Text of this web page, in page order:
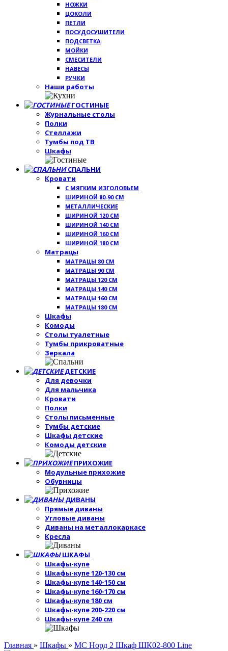
НОЖКИ
ЦОКОЛИ
ПЕТЛИ
ПОСУДОСУШИТЕЛИ
ПОДСВЕТКА
МОЙКИ
СМЕСИТЕЛИ
НАВЕСЫ
РУЧКИ
Наши работы
ГОСТИНЫЕ
Журнальные столы
Полки
Стеллажи
Тумбы под ТВ
Шкафы
СПАЛЬНИ
Кровати
С МЯГКИМ ИЗГОЛОВЬЕМ
ШИРИНОЙ 80-90 СМ
МЕТАЛЛИЧЕСКИЕ
ШИРИНОЙ 120 СМ
ШИРИНОЙ 140 СМ
ШИРИНОЙ 160 СМ
ШИРИНОЙ 180 СМ
Матрацы
МАТРАЦЫ 80 СМ
МАТРАЦЫ 90 СМ
МАТРАЦЫ 120 СМ
МАТРАЦЫ 140 СМ
МАТРАЦЫ 160 СМ
МАТРАЦЫ 180 СМ
Шкафы
Комоды
Столы туалетные
Тумбы прикроватные
Зеркала
ДЕТСКИЕ
Для девочки
Для мальчика
Кровати
Полки
Столы письменные
Тумбы детские
Шкафы детские
Комоды детские
ПРИХОЖИЕ
Модульные прихожие
Обувницы
ДИВАНЫ
Прямые диваны
Угловые диваны
Диваны на металлокаркасе
Кресла
ШКАФЫ
Шкафы-купе
Шкафы-купе 120-130 см
Шкафы-купе 140-150 см
Шкафы-купе 160-170 см
Шкафы-купе 180 см
Шкафы-купе 200-220 см
Шкафы-купе 240 см
Главная » Шкафы » МС Норд 2 Шкаф ШК02-800 Line